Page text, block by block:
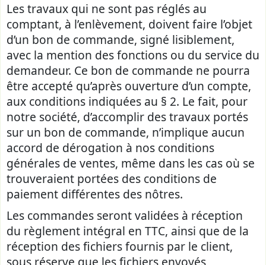
Les travaux qui ne sont pas réglés au
comptant, à l’enlèvement, doivent faire l’objet
d’un bon de commande, signé lisiblement,
avec la mention des fonctions ou du service du
demandeur. Ce bon de commande ne pourra
être accepté qu’après ouverture d’un compte,
aux conditions indiquées au § 2. Le fait, pour
notre société, d’accomplir des travaux portés
sur un bon de commande, n’implique aucun
accord de dérogation à nos conditions
générales de ventes, même dans les cas où se
trouveraient portées des conditions de
paiement différentes des nôtres.
Les commandes seront validées à réception
du règlement intégral en TTC, ainsi que de la
réception des fichiers fournis par le client,
sous réserve que les fichiers envoyés